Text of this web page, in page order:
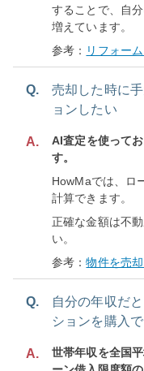
することで、自
増えています。
参考： リフォー
Q.
売却した時に
ョンしたい
A.
AI査定を使って
す。
HowMaでは、ロ
計算できます。
正確な金額は不
い。
参考：物件を売
Q.
自分の年収だ
ションを購入
A.
世帯年収を全国